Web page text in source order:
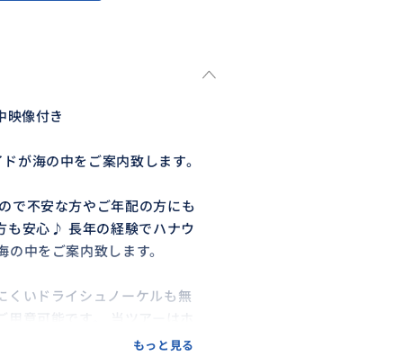
映像付き
が海の中をご案内致します。
で不安な方やご年配の方にも
も安心♪ 長年の経験でハナウ
中をご案内致します。
くいドライシュノーケルも無
事前予約は不要 長い列を待
もっと見る